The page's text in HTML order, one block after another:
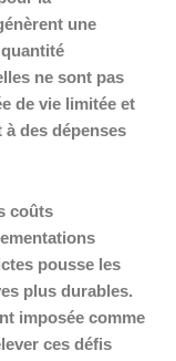
une
ne sont pas
de vie limitée et
des dépenses
coûts
pousse les
plus durables.
imposée comme
ces défis